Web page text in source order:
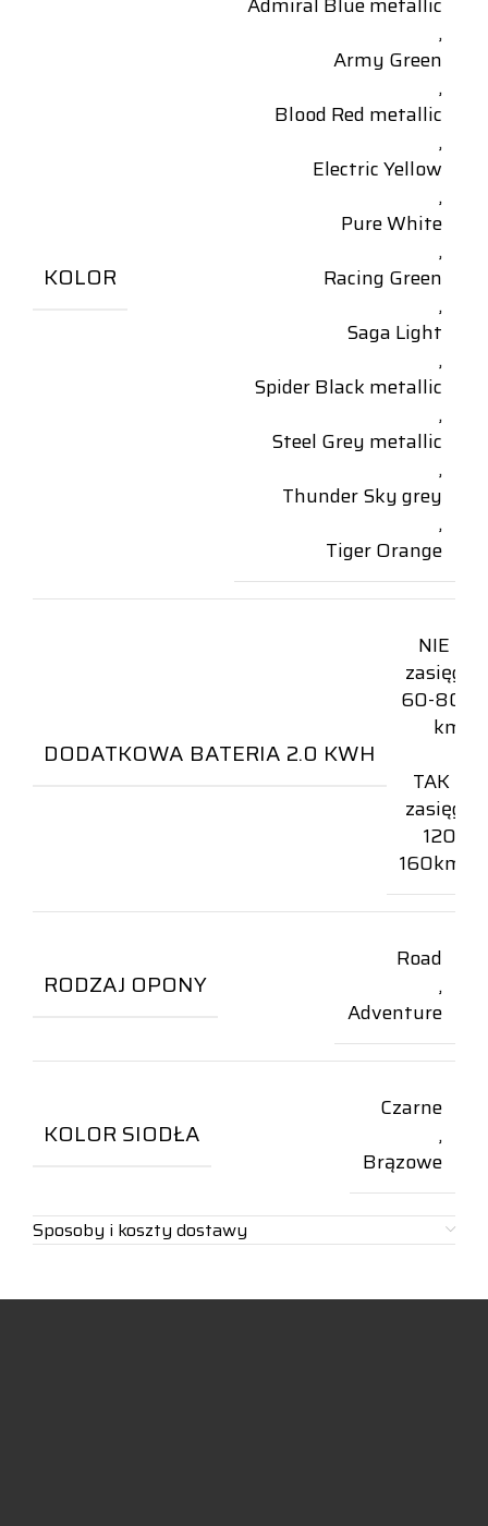
KOLOR
,
Army Green
,
Blood Red metallic
,
Electric Yellow
,
Pure White
,
Racing Green
,
Saga Light
,
Spider Black metallic
,
Steel Grey metallic
,
Thunder Sky grey
,
Tiger Orange
DODATKOWA BATERIA 2.0 KWH
NIE –
zasięg
60-80
km
TAK –
zasięg
120-
160km
RODZAJ OPONY
Road
,
Adventure
KOLOR SIODŁA
Czarne
,
Brązowe
Sposoby i koszty dostawy